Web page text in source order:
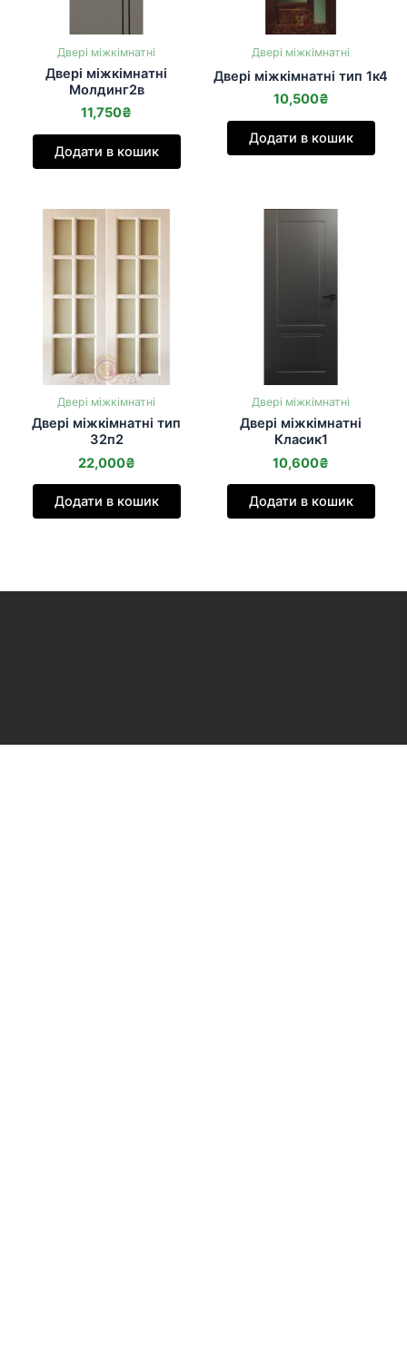
Двері міжкімнатні
Двері міжкімнатні
Молдинг2в
11,750₴
Додати в кошик
Двері міжкімнатні
Двері міжкімнатні тип 1к4
10,500₴
Додати в кошик
Двері міжкімнатні
Двері міжкімнатні тип
32п2
22,000₴
Додати в кошик
Двері міжкімнатні
Двері міжкімнатні
Класик1
10,600₴
Додати в кошик